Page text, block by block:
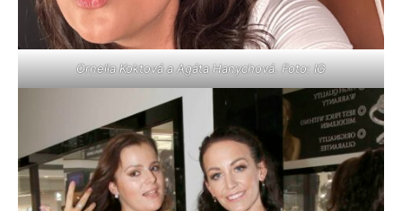
Ornella Koktová a Agáta Hanychová. Foto: IG